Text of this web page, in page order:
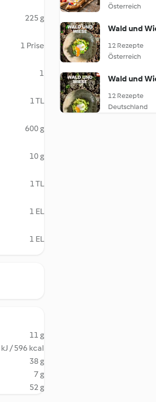
225 g
1 Prise
1
1 TL
600 g
10 g
1 TL
1 EL
1 EL
11 g
/ 596 kcal
38 g
7 g
52 g
Österreich
Wald und
12 Rezepte
Österreich
Wald und
12 Rezepte
Deutschland